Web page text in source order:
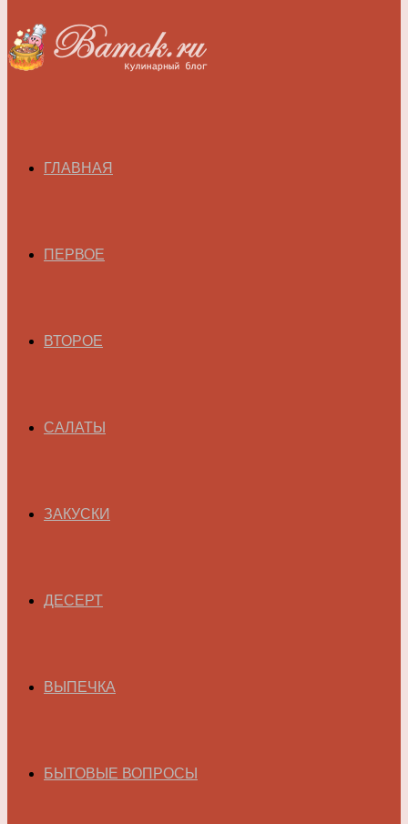
ГЛАВНАЯ
ПЕРВОЕ
ВТОРОЕ
САЛАТЫ
ЗАКУСКИ
ДЕСЕРТ
ВЫПЕЧКА
БЫТОВЫЕ ВОПРОСЫ